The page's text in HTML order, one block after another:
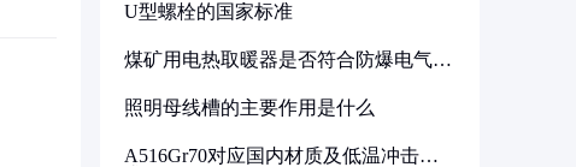
U型螺栓的国家标准
煤矿用电热取暖器是否符合防爆电气设
照明母线槽的主要作用是什么
A516Gr70对应国内材质及低温冲击要